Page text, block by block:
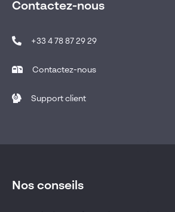
Contactez-nous
+33 4 78 87 29 29
Contactez-nous
Support client
Nos conseils